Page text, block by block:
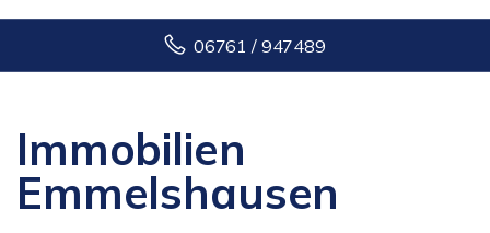
06761 / 947489
Immobilien
Emmelshausen